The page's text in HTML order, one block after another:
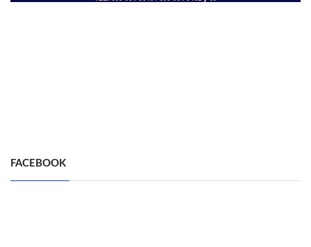
FACEBOOK